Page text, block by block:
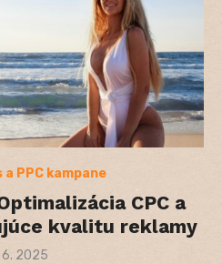
a PPC kampane
CPC a
kvalitu reklamy
6. 2025